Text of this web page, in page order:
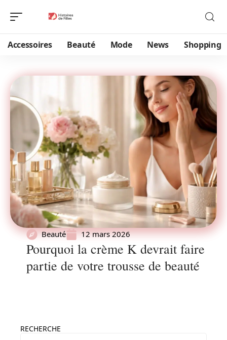
Accessoires Beauté Mode News Shopping
Beauté 12 mars 2026
Pourquoi la crème K devrait faire
partie de votre trousse de beauté
RECHERCHE